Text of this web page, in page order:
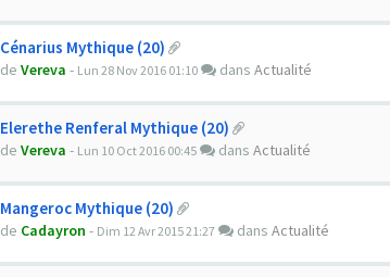
Cénarius Mythique (20)
de Vereva - Lun 28 Nov 2016 01:10 dans Actualité
Elerethe Renferal Mythique (20)
de Vereva - Lun 10 Oct 2016 00:45 dans Actualité
Mangeroc Mythique (20)
de Cadayron - Dim 12 Avr 2015 21:27 dans Actualité